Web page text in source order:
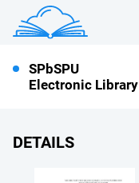
SPbSPU
Electronic Library
DETAILS